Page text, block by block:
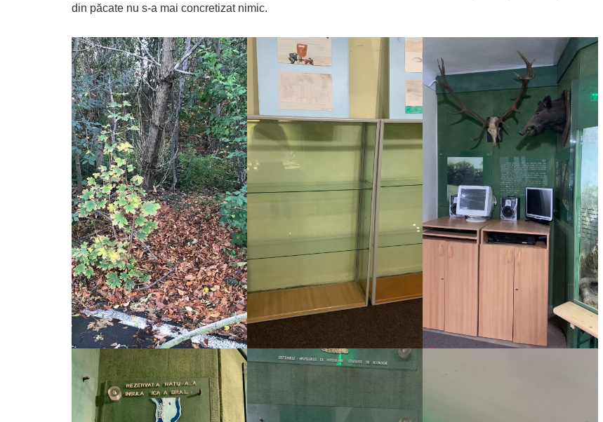
din păcate nu s-a mai concretizat nimic.